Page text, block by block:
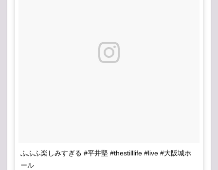
ふふふ楽しみすぎる #平井堅 #thestilllife #live #大阪城ホ
ール